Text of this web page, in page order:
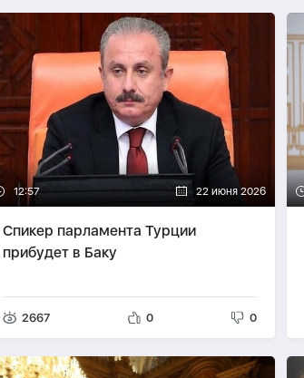
12:57 22 июня 2026
Спикер парламента Турции
прибудет в Баку
2667 0 0